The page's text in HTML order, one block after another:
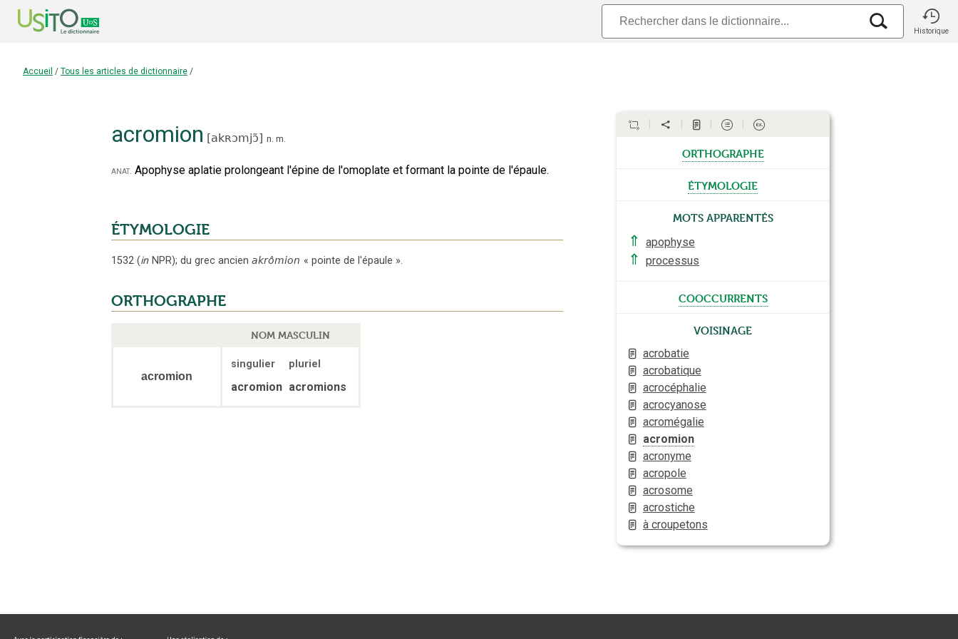
Historique
Accueil / Tous les articles de dictionnaire /
acromion [akʀɔmjɔ̃] n. m.
anat. Apophyse aplatie prolongeant l'épine de l'omoplate et formant la pointe de l'épaule.
ÉTYMOLOGIE
1532 (in NPR); du grec ancien akrômion « pointe de l'épaule ».
ORTHOGRAPHE
NOM MASCULIN
acromion
singulier pluriel
acromion acromions
orthographe
étymologie
Mots apparentés
⇑
apophyse
⇑ processus
cooccurrents
Voisinage
acrobatie
acrobatique
acrocéphalie
acrocyanose
acromégalie
acromion
acronyme
acropole
acrosome
acrostiche
à croupetons